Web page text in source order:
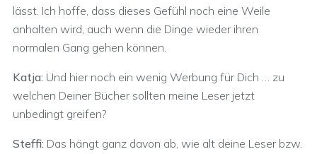
lässt. Ich hoffe, dass dieses Gefühl noch eine Weile
anhalten wird, auch wenn die Dinge wieder ihren
normalen Gang gehen können.
Katja: Und hier noch ein wenig Werbung für Dich … zu
welchen Deiner Bücher sollten meine Leser jetzt
unbedingt greifen?
Steffi: Das hängt ganz davon ab, wie alt deine Leser bzw.